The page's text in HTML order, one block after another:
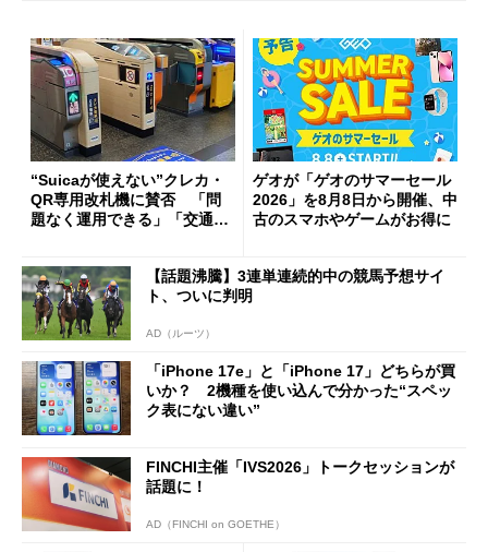
“Suicaが使えない”クレカ・
QR専用改札機に賛否 「問
題なく運用できる」「交通系I
ゲオが「ゲオのサマーセール
2026」を8月8日から開催、中
古のスマホやゲームがお得に
【話題沸騰】3連単連続的中の競馬予想サイ
ト、ついに判明
AD（ルーツ）
「iPhone 17e」と「iPhone 17」どちらが買
いか？ 2機種を使い込んで分かった“スペッ
ク表にない違い”
FINCHI主催「IVS2026」トークセッションが
話題に！
AD（FINCHI on GOETHE）